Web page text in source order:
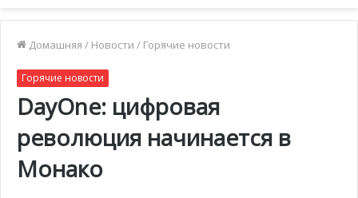
Домашняя / Новости / Горячие новости
Горячие новости
DayOne: цифровая
революция начинается в
Монако